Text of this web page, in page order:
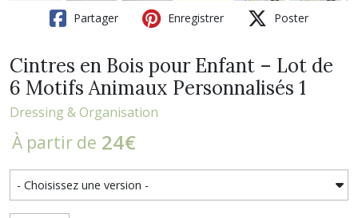
Partager Enregistrer Poster
Cintres en Bois pour Enfant – Lot de
6 Motifs Animaux Personnalisés 1
Dressing & Organisation
À partir de 24€